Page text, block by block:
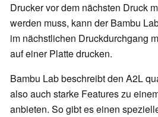
Drucker vor dem nächsten Druck
werden muss, kann der Bambu
im nächstlichen Druckdurchgang
auf einer Platte drucken.
Bambu Lab beschreibt den A2L
also auch starke Features zu
anbieten. So gibt es einen